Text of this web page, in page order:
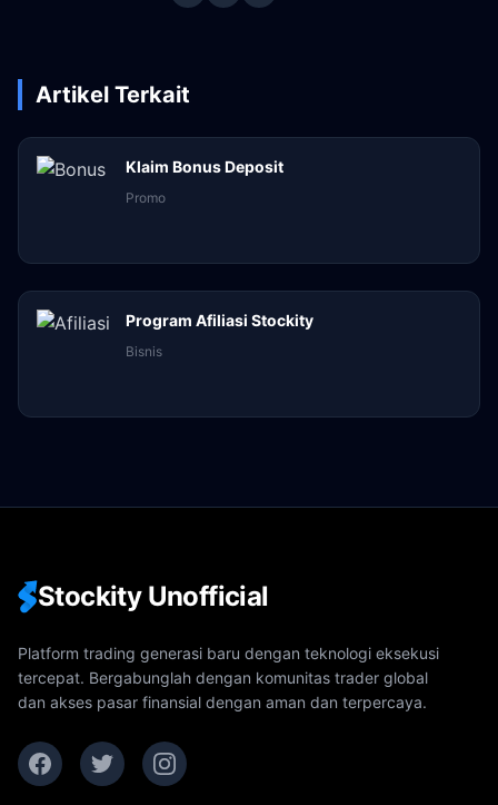
Artikel Terkait
Klaim Bonus Deposit
Promo
Program Afiliasi Stockity
Bisnis
Stockity Unofficial
Platform trading generasi baru dengan teknologi eksekusi
tercepat. Bergabunglah dengan komunitas trader global
dan akses pasar finansial dengan aman dan terpercaya.